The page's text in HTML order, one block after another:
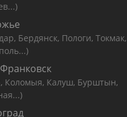
Бердянск, Пологи, Токмак,
Коломыя, Калуш, Бурштын,